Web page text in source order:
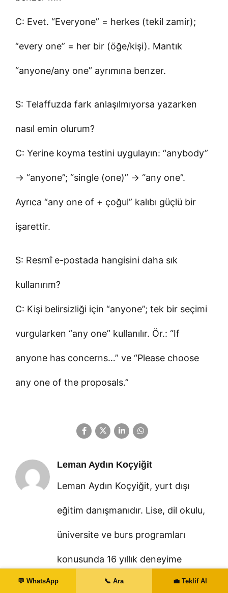
C: Evet. “Everyone” = herkes (tekil zamir);
“every one” = her bir (öğe/kişi). Mantık
“anyone/any one” ayrımına benzer.
S: Telaffuzda fark anlaşılmıyorsa yazarken
nasıl emin olurum?
C: Yerine koyma testini uygulayın: “anybody”
→ “anyone”; “single (one)” → “any one”.
Ayrıca “any one of + çoğul” kalıbı güçlü bir
işarettir.
S: Resmî e-postada hangisini daha sık
kullanırım?
C: Kişi belirsizliği için “anyone”; tek bir seçimi
vurgularken “any one” kullanılır. Ör.: “If
anyone has concerns…” ve “Please choose
any one of the proposals.”
Leman Aydın Koçyiğit
Leman Aydın Koçyiğit, yurt dışı
eğitim danışmanıdır. Lise, dil okulu,
üniversite ve burs programları
konusunda 16 yıllık deneyime
sahiptir. YÖK, Milli Eğitim Bakanlığı
💬 WhatsApp 📞 Ara 💼 Teklif Al